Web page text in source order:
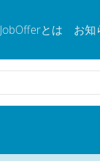
JobOfferとは お知